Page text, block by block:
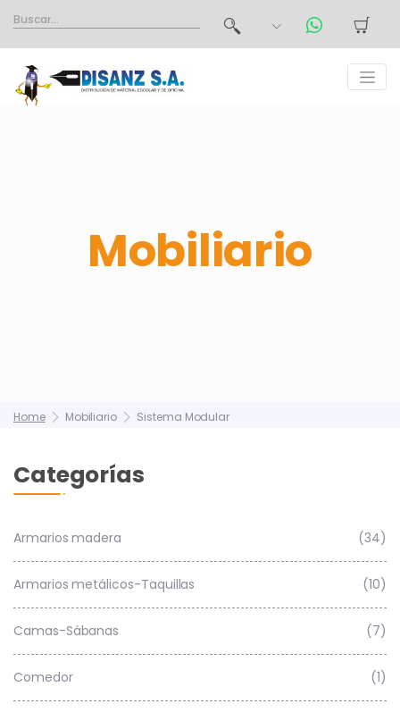
Mobiliario
Home Mobiliario Sistema Modular
Categorías
Armarios madera (34)
Armarios metálicos-Taquillas (10)
Camas-Sábanas (7)
Comedor (1)